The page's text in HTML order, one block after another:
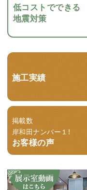
低コストでできる
地震対策
施工実績
掲載数
岸和田ナンバー１！
お客様の声